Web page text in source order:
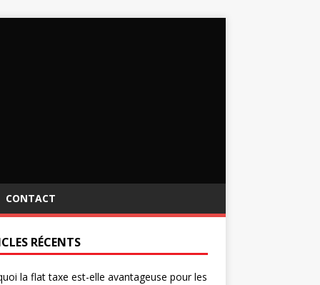
CONTACT
RÉCENTS
la flat taxe est-elle avantageuse pour les